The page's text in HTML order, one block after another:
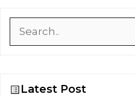
Latest Post